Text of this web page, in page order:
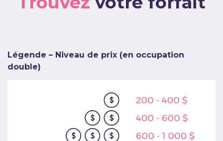
Légende – Niveau de prix (en occupation
double)